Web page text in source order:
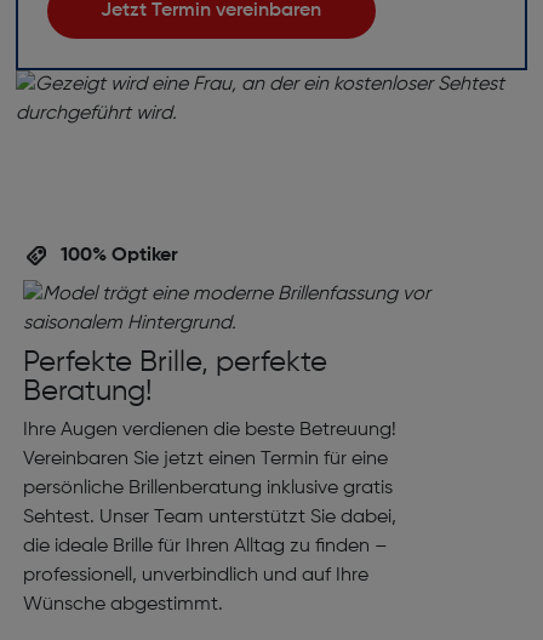
Jetzt Termin vereinbaren
100% Optiker
Perfekte Brille, perfekte
Beratung!
Ihre Augen verdienen die beste Betreuung!
Vereinbaren Sie jetzt einen Termin für eine
persönliche Brillenberatung inklusive gratis
Sehtest. Unser Team unterstützt Sie dabei,
die ideale Brille für Ihren Alltag zu finden –
professionell, unverbindlich und auf Ihre
Wünsche abgestimmt.